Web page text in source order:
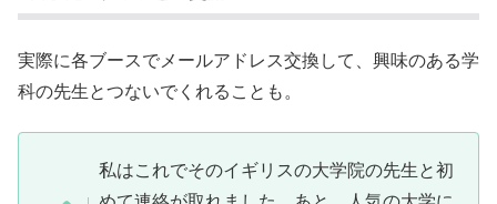
実際に各ブースでメールアドレス交換して、興味のある学
科の先生とつないでくれることも。
私はこれでそのイギリスの大学院の先生と初